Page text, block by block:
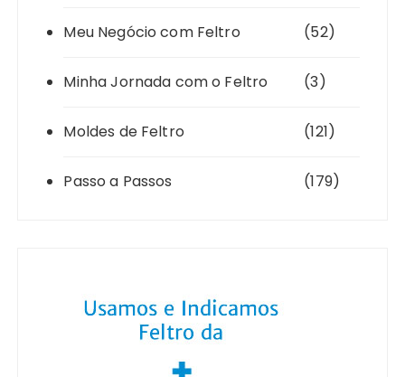
Meu Negócio com Feltro (52)
Minha Jornada com o Feltro (3)
Moldes de Feltro (121)
Passo a Passos (179)